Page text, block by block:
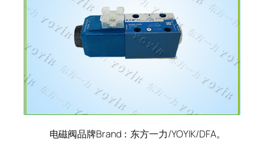
电磁阀品牌Brand：东方一力/YOYIK/DFA。